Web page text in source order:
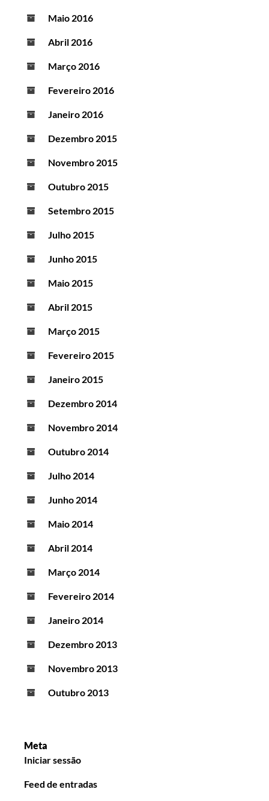
Maio 2016
Abril 2016
Março 2016
Fevereiro 2016
Janeiro 2016
Dezembro 2015
Novembro 2015
Outubro 2015
Setembro 2015
Julho 2015
Junho 2015
Maio 2015
Abril 2015
Março 2015
Fevereiro 2015
Janeiro 2015
Dezembro 2014
Novembro 2014
Outubro 2014
Julho 2014
Junho 2014
Maio 2014
Abril 2014
Março 2014
Fevereiro 2014
Janeiro 2014
Dezembro 2013
Novembro 2013
Outubro 2013
Meta
Iniciar sessão
Feed de entradas